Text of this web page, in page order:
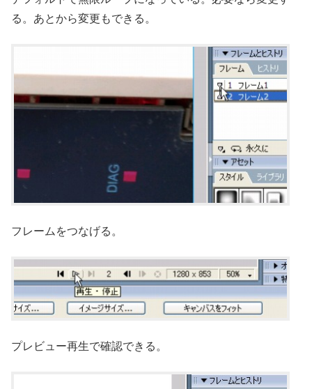
る。あとから変更もできる。
フレームをつなげる。
プレビュー再生で確認できる。